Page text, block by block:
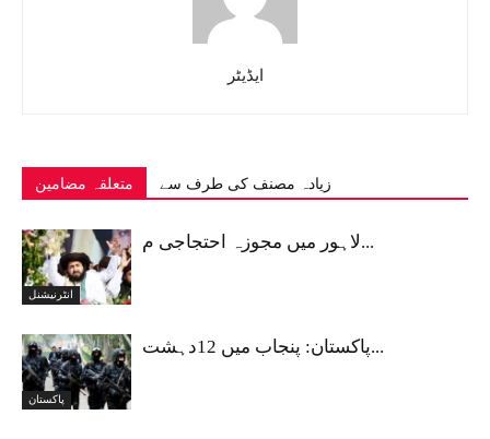
ایڈیٹر
متعلقہ مضامین زیادہ مصنف کی طرف سے
انٹرنیشنل
لاہور میں مجوزہ احتجاجی م...
پاکستان
پاکستان: پنجاب میں 12دہشت...